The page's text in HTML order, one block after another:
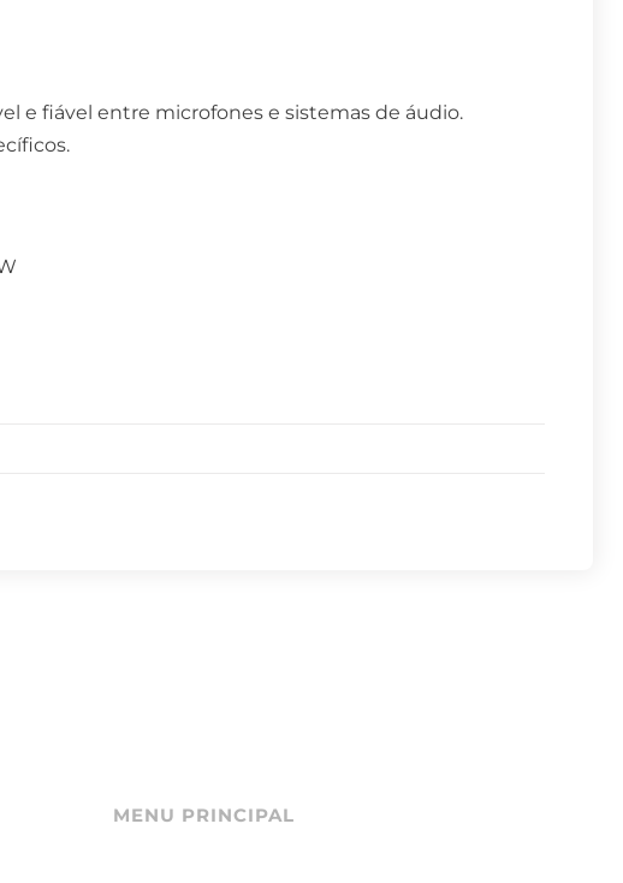
e fiável entre microfones e sistemas de áudio.
MENU PRINCIPAL